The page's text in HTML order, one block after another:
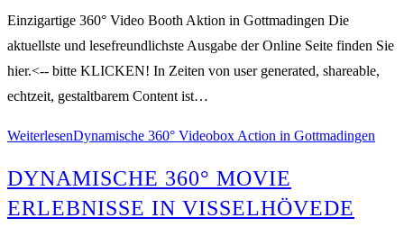
Einzigartige 360° Video Booth Aktion in Gottmadingen Die
aktuellste und lesefreundlichste Ausgabe der Online Seite finden Sie
hier.<-- bitte KLICKEN! In Zeiten von user generated, shareable,
echtzeit, gestaltbarem Content ist…
WeiterlesenDynamische 360° Videobox Action in Gottmadingen
DYNAMISCHE 360° MOVIE
ERLEBNISSE IN VISSELHÖVEDE